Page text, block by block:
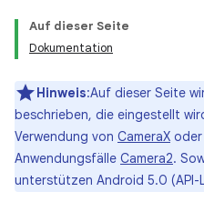
Auf dieser Seite
Dokumentation
Hinweis:Auf dieser Seite
beschrieben, die eingestellt
Verwendung von CameraX
Anwendungsfälle Camera2.
unterstützen Android 5.0 (API-